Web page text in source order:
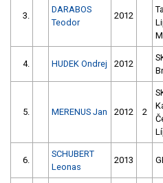
3.
DARABOS
Teodor
2012
4. HUDEK Ondrej 2012
5. MERENUS Jan 2012 2
6.
SCHUBERT
Leonas
2013